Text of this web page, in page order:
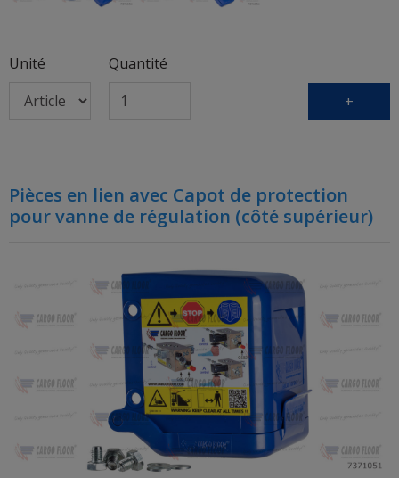
Unité
Quantité
+
Pièces en lien avec Capot de protection
pour vanne de régulation (côté supérieur)